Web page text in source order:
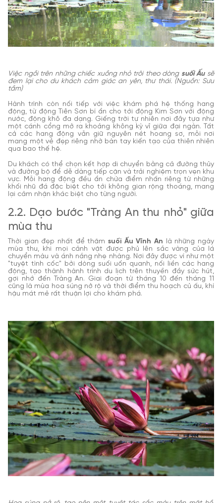
Việc ngồi trên những chiếc xuồng nhỏ trôi theo dòng suối Ấu sẽ
đem lại cho du khách cảm giác an yên, thư thái. (Nguồn: Sưu
tầm)
Hành trình còn nối tiếp với việc khám phá hệ thống hang
động, từ động Tiên Sơn bí ẩn cho tới động Kim Sơn với động
nước, động khô đa dạng. Giếng trời tự nhiên nơi đây tựa như
một cánh cổng mở ra khoảng không kỳ vĩ giữa đại ngàn. Tất
cả các hang động vẫn giữ nguyên nét hoang sơ, mỗi nơi
mang một vẻ đẹp riêng nhờ bàn tay kiến tạo của thiên nhiên
qua bao thế hệ.
Du khách có thể chọn kết hợp di chuyển bằng cả đường thủy
và đường bộ để dễ dàng tiếp cận và trải nghiệm trọn vẹn khu
vực. Mỗi hang động đều ẩn chứa điểm nhấn riêng từ những
khối nhũ đá đặc biệt cho tới không gian rộng thoáng, mang
lại cảm nhận khác biệt cho từng người.
2.2. Dạo bước "Tràng An thu nhỏ" giữa
mùa thu
Thời gian đẹp nhất để thăm suối Ấu Vĩnh An là những ngày
mùa thu, khi mọi cảnh vật được phủ lên sắc vàng của lá
chuyển màu và ánh nắng nhẹ nhàng. Nơi đây được ví như một
"tuyệt tình cốc" bởi dòng suối uốn quanh, nối liền các hang
động, tạo thành hành trình du lịch trên thuyền đầy sức hút,
gợi nhớ đến Tràng An. Giai đoạn từ tháng 10 đến tháng 11
cũng là mùa hoa súng nở rộ và thời điểm thu hoạch củ ấu, khí
hậu mát mẻ rất thuận lợi cho khám phá.